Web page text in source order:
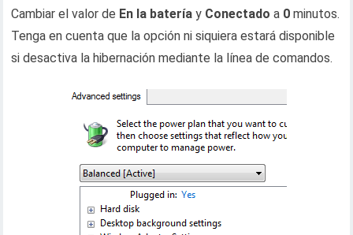
Cambiar el valor de En la batería y Conectado a 0 minutos.
Tenga en cuenta que la opción ni siquiera estará disponible
si desactiva la hibernación mediante la línea de comandos.